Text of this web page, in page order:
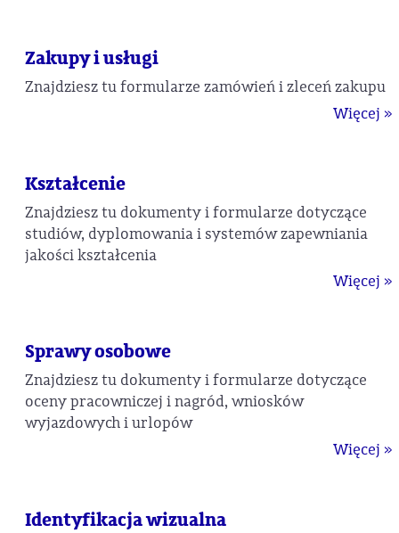
Zakupy i usługi
Znajdziesz tu formularze zamówień i zleceń zakupu
Więcej »
Kształcenie
Znajdziesz tu dokumenty i formularze dotyczące
studiów, dyplomowania i systemów zapewniania
jakości kształcenia
Więcej »
Sprawy osobowe
Znajdziesz tu dokumenty i formularze dotyczące
oceny pracowniczej i nagród, wniosków
wyjazdowych i urlopów
Więcej »
Identyfikacja wizualna